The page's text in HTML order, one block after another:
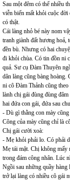
Sau một đêm có thể nhiều
viễn biến mất khỏi cuộc
có thật.
Cái làng nhỏ bé này nom
tranh giành đất hương hoả,
đền bù. Nhưng có hai
đi khỏi chùa. Có tin đồn ni
quả. Sư cụ Đàm Thuyên
dân làng cũng bàng
ni cô Đàm Thảnh cũng
lành chị gái đùng đùng
hai đứa con gái, đứa sau
- Dù gì thằng con mày
Công của mày cũng chỉ là
Chị gái cười xoà:
- Mẹ khỏi phải lo. Có phải
Mẹ tái mặt. Chị không mấy
trong đám công nhân. Lúc
Ngồi sau những quầy hàng
trở lại làng có nhiều cô gái